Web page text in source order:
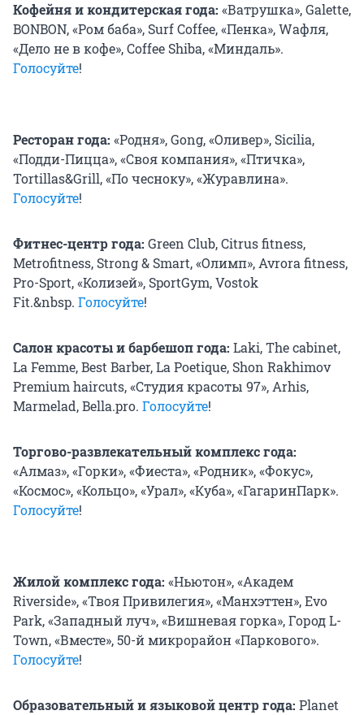
Кофейня и кондитерская года: «Ватрушка», Galette,
BONBON, «Ром баба», Surf Coffee, «Пенка», Waфля,
«Дело не в кофе», Coffee Shiba, «Миндаль».
Голосуйте!
Ресторан года: «Родня», Gong, «Оливер», Sicilia,
«Подди-Пицца», «Своя компания», «Птичка»,
Tortillas&Grill, «По чесноку», «Журавлина».
Голосуйте!
Фитнес-центр года: Green Club, Citrus fitness,
Metrofitness, Strong & Smart, «Олимп», Avrora fitness,
Pro-Sport, «Колизей», SportGym, Vostok
Fit.&nbsp. Голосуйте!
Салон красоты и барбешоп года: Laki, The cabinet,
La Femme, Best Barber, La Poetique, Shon Rakhimov
Premium haircuts, «Cтудия красоты 97», Arhis,
Marmelad, Bella.pro. Голосуйте!
Торгово-развлекательный комплекс года:
«Алмаз», «Горки», «Фиеста», «Родник», «Фокус»,
«Космос», «Кольцо», «Урал», «Куба», «ГагаринПарк».
Голосуйте!
Жилой комплекс года: «Ньютон», «Академ
Riverside», «Твоя Привилегия», «Манхэттен», Evo
Park, «Западный луч», «Вишневая горка», Город L-
Town, «Вместе», 50-й микрорайон «Паркового».
Голосуйте!
Образовательный и языковой центр года: Planet